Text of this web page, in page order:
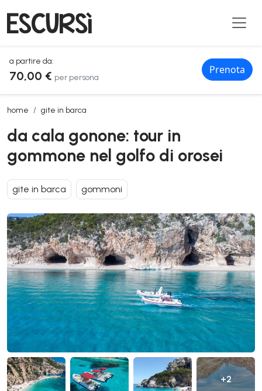
a partire da:
70,00 € per persona
Prenota
home gite in barca
da cala gonone: tour in gommone nel golfo di orosei
da cala gonone: tour in
gommone nel golfo di orosei
gite in barca gommoni
+2